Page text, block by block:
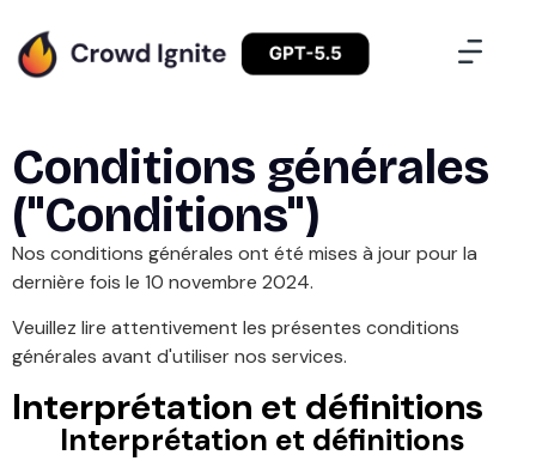
Conditions générales
("Conditions")
Nos conditions générales ont été mises à jour pour la
dernière fois le 10 novembre 2024.
Veuillez lire attentivement les présentes conditions
générales avant d'utiliser nos services.
Interprétation et définitions
Interprétation et définitions